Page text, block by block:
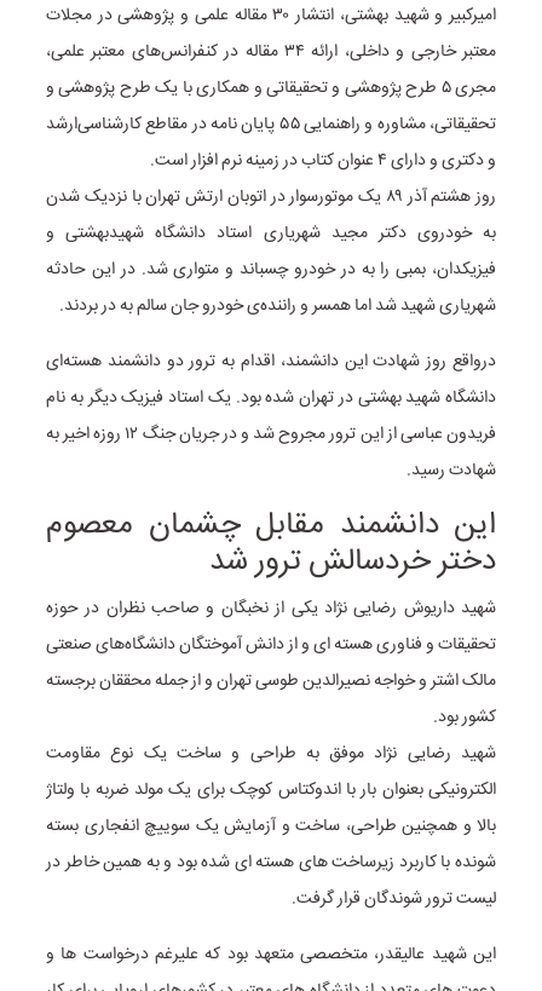
امیرکبیر و شهید بهشتی، انتشار ۳۰ مقاله علمی و پژوهشی در مجلات
معتبر خارجی و داخلی، ارائه ۳۴ مقاله در کنفرانس‌های معتبر علمی،
مجری ۵ طرح پژوهشی و تحقیقاتی و همکاری با یک طرح پژوهشی و
تحقیقاتی، مشاوره و راهنمایی ۵۵ پایان نامه در مقاطع کارشناسی‌ارشد
و دکتری و دارای ۴ عنوان کتاب در زمینه نرم افزار است.
روز هشتم آذر ۸۹ یک موتورسوار در اتوبان ارتش تهران با نزدیک شدن
به خودروی دکتر مجید شهریاری استاد دانشگاه شهیدبهشتی و
فیزیکدان، بمبی را به در خودرو چسباند و متواری شد. در این حادثه
شهریاری شهید شد اما همسر و راننده‌ی خودرو جان سالم به در بردند.
درواقع روز شهادت این دانشمند، اقدام به ترور دو دانشمند هسته‌ای
دانشگاه شهید بهشتی در تهران شده بود. یک استاد فیزیک دیگر به نام
فریدون عباسی از این ترور مجروح شد و در جریان جنگ ۱۲ روزه اخیر به
شهادت رسید.
این دانشمند مقابل چشمان معصوم
دختر خردسالش ترور شد
شهید داریوش رضایی نژاد یکی از نخبگان و صاحب نظران در حوزه
تحقیقات و فناوری هسته ای و از دانش آموختگان دانشگاه‌های صنعتی
مالک اشتر و خواجه نصیرالدین طوسی تهران و از جمله محققان برجسته
کشور بود.
شهید رضایی نژاد موفق به طراحی و ساخت یک نوع مقاومت
الکترونیکی بعنوان بار با اندوکتاس کوچک برای یک مولد ضربه با ولتاژ
بالا و همچنین طراحی، ساخت و آزمایش یک سوییچ انفجاری بسته
شونده با کاربرد زیرساخت های هسته ای شده بود و به همین خاطر در
لیست ترور شوندگان قرار گرفت.
این شهید عالیقدر، متخصصی متعهد بود که علیرغم درخواست ها و